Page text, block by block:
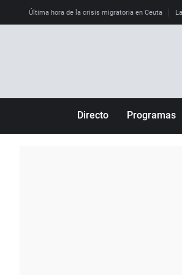
Última hora de la crisis migratoria en Ceuta
Directo Programas